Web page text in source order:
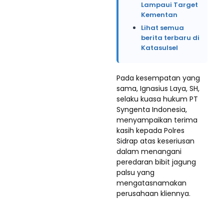
Lampaui Target
Kementan
Lihat semua
berita terbaru di
Katasulsel
Pada kesempatan yang
sama, Ignasius Laya, SH,
selaku kuasa hukum PT
Syngenta Indonesia,
menyampaikan terima
kasih kepada Polres
Sidrap atas keseriusan
dalam menangani
peredaran bibit jagung
palsu yang
mengatasnamakan
perusahaan kliennya.